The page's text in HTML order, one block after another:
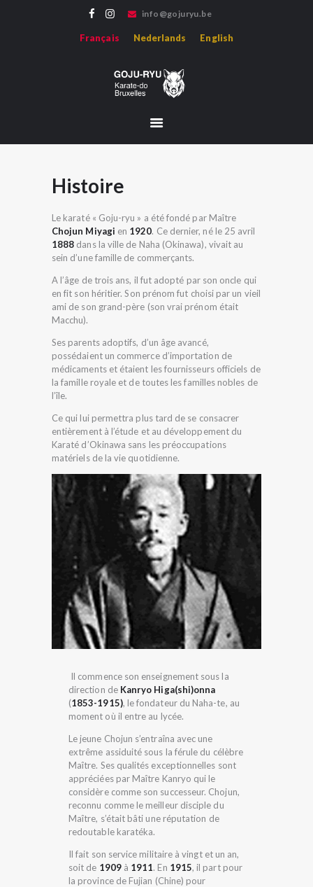
info@gojuryu.be
Français Nederlands English
Bienvenue sur le site de l'association Goju-ryu Karate-do Bruxelles, représentant le
ACCUEIL
PROFESSEURS
HOJO-UNDO
ÉVÈNEMENTS
Histoire
Le karaté « Goju-ryu » a été fondé par Maître
Chojun Miyagi en 1920. Ce dernier, né le 25 avril
1888 dans la ville de Naha (Okinawa), vivait au
sein d’une famille de commerçants.
A l’âge de trois ans, il fut adopté par son oncle qui
en fit son héritier. Son prénom fut choisi par un vieil
ami de son grand-père (son vrai prénom était
Macchu).
Ses parents adoptifs, d’un âge avancé,
possédaient un commerce d’importation de
médicaments et étaient les fournisseurs officiels de
la famille royale et de toutes les familles nobles de
l’île.
Ce qui lui permettra plus tard de se consacrer
entièrement à l’étude et au développement du
Karaté d’Okinawa sans les préoccupations
matériels de la vie quotidienne.
Il commence son enseignement sous la
direction de Kanryo Higa(shi)onna
(1853-1915), le fondateur du Naha-te, au
moment où il entre au lycée.
Le jeune Chojun s’entraîna avec une
extrême assiduité sous la férule du célèbre
Maître. Ses qualités exceptionnelles sont
appréciées par Maître Kanryo qui le
considère comme son successeur. Chojun,
reconnu comme le meilleur disciple du
Maître, s’était bâti une réputation de
redoutable karatéka.
Il fait son service militaire à vingt et un an,
soit de 1909à 1911. En 1915, il part pour
la province de Fujian (Chine) pour